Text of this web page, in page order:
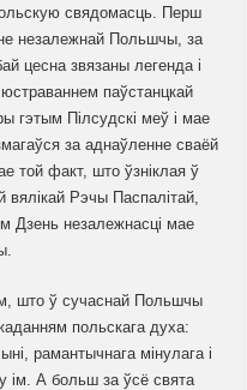
свядомасць. Перш
незалежнай Польшчы, за
цесна звязаны легенда і
паўстанцкай
гэтым Пілсудскі меў і мае
за аднаўленне сваёй
той факт, што ўзніклая ў
вялікай Рэчы Паспалітай,
Дзень незалежнасці мае
што ў сучаснай Польшчы
польскага духа:
рамантычнага мінулага і
ім. А больш за ўсё свята